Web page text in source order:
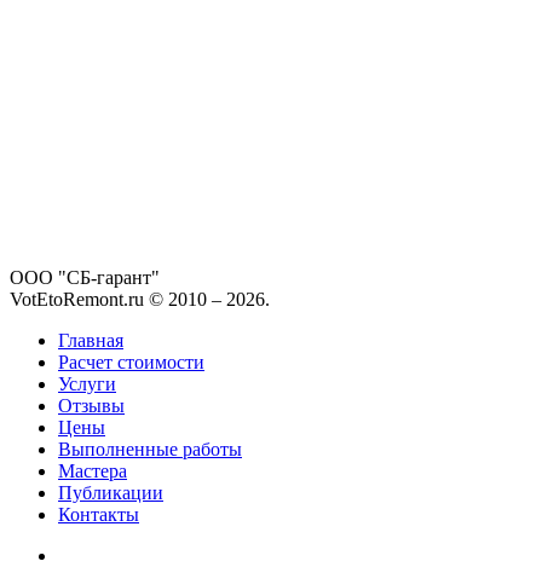
ООО "СБ-гарант"
VotEtoRemont.ru © 2010 – 2026.
Главная
Расчет стоимости
Услуги
Отзывы
Цены
Выполненные работы
Мастера
Публикации
Контакты